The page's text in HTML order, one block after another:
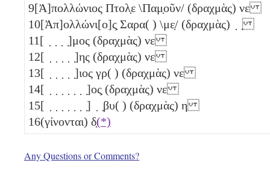
9[Ἀ]πολλώνιος Πτολ̣ε \Παμ̣οῦν/ (δραχμὰς) νε
10[Ἀπ]ολλώνι[ο]ς̣ Σαρα( ) \με̣/ (δραχμὰς) ̣ ̣
11[ ̣ ̣ ̣ ̣]μος (δραχμὰς) νε
12[ ̣ ̣ ̣ ̣ ̣]ης (δραχμὰς) νε
13[ ̣ ̣ ̣ ̣ ̣]ιος γρ( ) (δραχμὰς) νε
14[ ̣ ̣ ̣ ̣ ̣ ̣ ̣]ος̣ (δραχμὰς) νε
15[ ̣ ̣ ̣ ̣ ̣ ̣ ̣] ̣ ̣βυ( ) (δραχμὰς) η
16(γίνονται) δ̣(*)
Any Questions or Comments?